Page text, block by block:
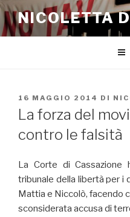
Salta
al
contenuto
NICOLETTA
PUBBLICATO
IL
16 MAGGIO 2014 DI
La forza del
contro le falsità
La Corte di Cassazione
tribunale della libertà per i
Mattia e Niccolò, facendo
sconsiderata accusa di